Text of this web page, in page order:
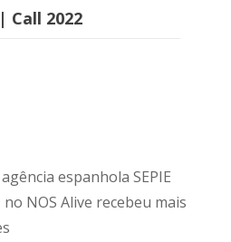
Call 2022
espanhola SEPIE
NOS Alive recebeu mais